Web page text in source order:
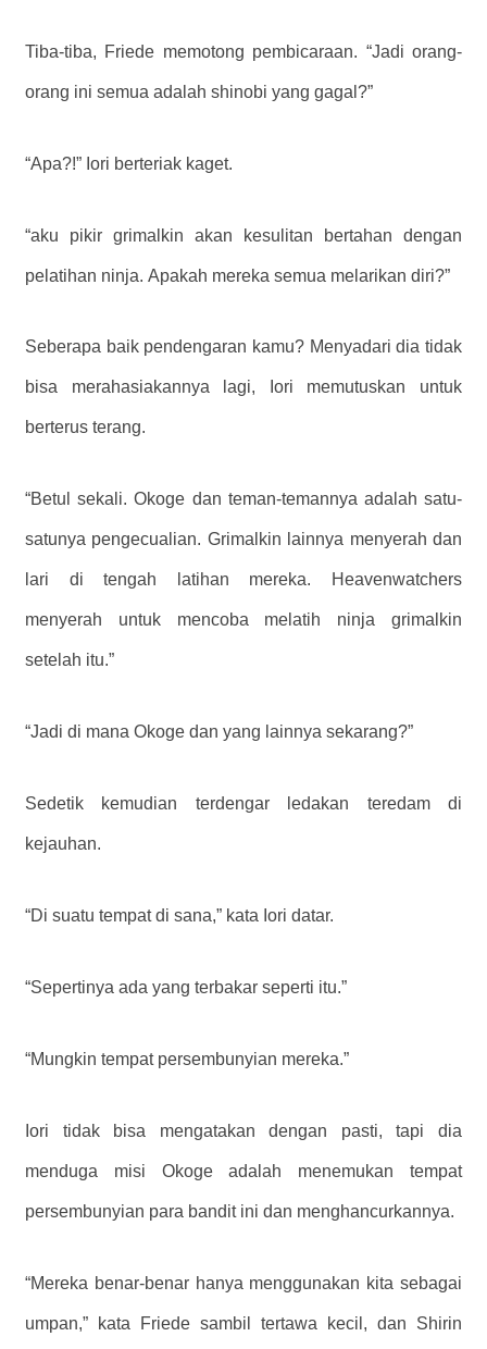
Tiba-tiba, Friede memotong pembicaraan. “Jadi orang-
orang ini semua adalah shinobi yang gagal?”
“Apa?!” Iori berteriak kaget.
“aku pikir grimalkin akan kesulitan bertahan dengan
pelatihan ninja. Apakah mereka semua melarikan diri?”
Seberapa baik pendengaran kamu? Menyadari dia tidak
bisa merahasiakannya lagi, Iori memutuskan untuk
berterus terang.
“Betul sekali. Okoge dan teman-temannya adalah satu-
satunya pengecualian. Grimalkin lainnya menyerah dan
lari di tengah latihan mereka. Heavenwatchers
menyerah untuk mencoba melatih ninja grimalkin
setelah itu.”
“Jadi di mana Okoge dan yang lainnya sekarang?”
Sedetik kemudian terdengar ledakan teredam di
kejauhan.
“Di suatu tempat di sana,” kata Iori datar.
“Sepertinya ada yang terbakar seperti itu.”
“Mungkin tempat persembunyian mereka.”
Iori tidak bisa mengatakan dengan pasti, tapi dia
menduga misi Okoge adalah menemukan tempat
persembunyian para bandit ini dan menghancurkannya.
“Mereka benar-benar hanya menggunakan kita sebagai
umpan,” kata Friede sambil tertawa kecil, dan Shirin